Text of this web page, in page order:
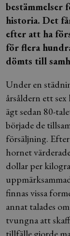
bestämmelser
historia. Det
efter att ha
för flera
dömts till
Under en
årsåldern ett
ägt sedan 80-
började de
försäljning.
hornet
dollar per
finnas vissa
annat talades
tvungna att